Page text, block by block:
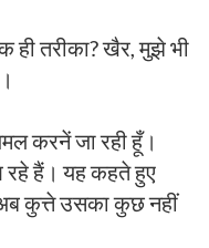
तरीका? खैर, मुझे भी
करनें जा रही हूँ।
रहे हैं। यह कहते हुए
कुत्ते उसका कुछ नहीं